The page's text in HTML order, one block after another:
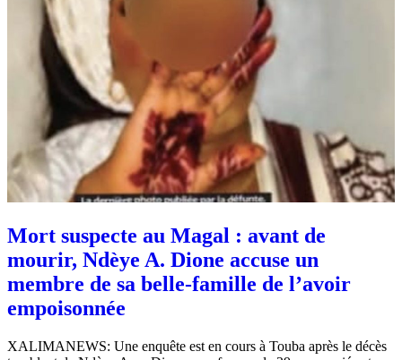
Mort suspecte au Magal : avant de
mourir, Ndèye A. Dione accuse un
membre de sa belle-famille de l’avoir
empoisonnée
XALIMANEWS: Une enquête est en cours à Touba après le décès